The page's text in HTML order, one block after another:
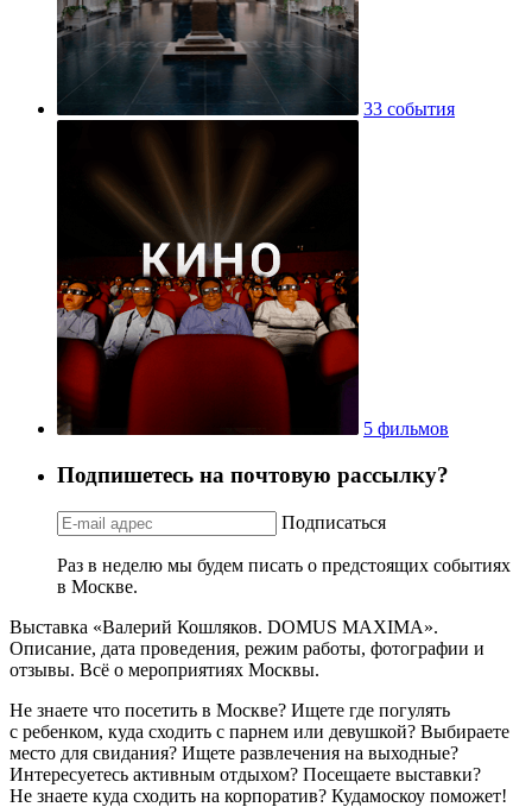
33 события
5 фильмов
Подпишетесь на почтовую рассылку?
Подписаться
Раз в неделю мы будем писать о предстоящих событиях
в Москве.
Выставка «Валерий Кошляков. DOMUS MAXIMA».
Описание, дата проведения, режим работы, фотографии и
отзывы. Всё о мероприятиях Москвы.
Не знаете что посетить в Москве? Ищете где погулять
с ребенком, куда сходить с парнем или девушкой? Выбираете
место для свидания? Ищете развлечения на выходные?
Интересуетесь активным отдыхом? Посещаете выставки?
Не знаете куда сходить на корпоратив? Кудамоскоу поможет!